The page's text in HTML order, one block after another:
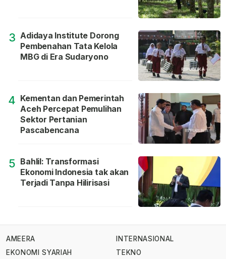
3 Adidaya Institute Dorong
Pembenahan Tata Kelola
MBG di Era Sudaryono
4 Kementan dan Pemerintah
Aceh Percepat Pemulihan
Sektor Pertanian
Pascabencana
5 Bahlil: Transformasi
Ekonomi Indonesia tak akan
Terjadi Tanpa Hilirisasi
AMEERA
EKONOMI SYARIAH
INTERNASIONAL
TEKNO